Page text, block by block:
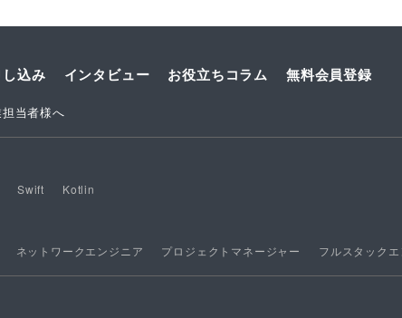
込み インタビュー お役立ちコラム 無料会員登録
当者様へ
Swift Kotlin
ネットワークエンジニア プロジェクトマネージャー フルスタック